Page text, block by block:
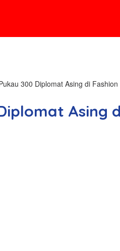
300 Diplomat Asing di
Asing